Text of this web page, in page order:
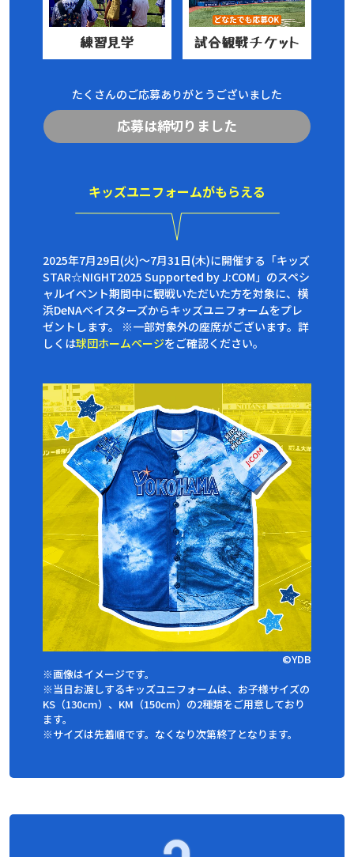
たくさんのご応募ありがとうございました
応募は締切りました
キッズユニフォームがもらえる
2025年7月29日(火)～7月31日(木)に開催する「キッズ
STAR☆NIGHT2025 Supported by J:COM」のスペシ
ャルイベント期間中に観戦いただいた方を対象に、横
浜DeNAベイスターズからキッズユニフォームをプレ
ゼントします。 ※一部対象外の座席がございます。詳
しくは球団ホームページをご確認ください。
©YDB
※画像はイメージです。
※当日お渡しするキッズユニフォームは、お子様サイズの
KS（130cm）、KM（150cm）の2種類をご用意しており
ます。
※サイズは先着順です。なくなり次第終了となります。